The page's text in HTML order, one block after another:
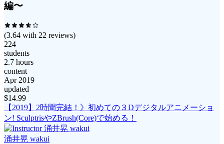
編〜
(3.64 with 22 reviews)
224
students
2.7 hours
content
Apr 2019
updated
$14.99
【2019】2時間完結！》初めての３Dデジタルアニメーショ
ン! SculptrisやZBrush(Core)で始める！
涌井晃 wakui